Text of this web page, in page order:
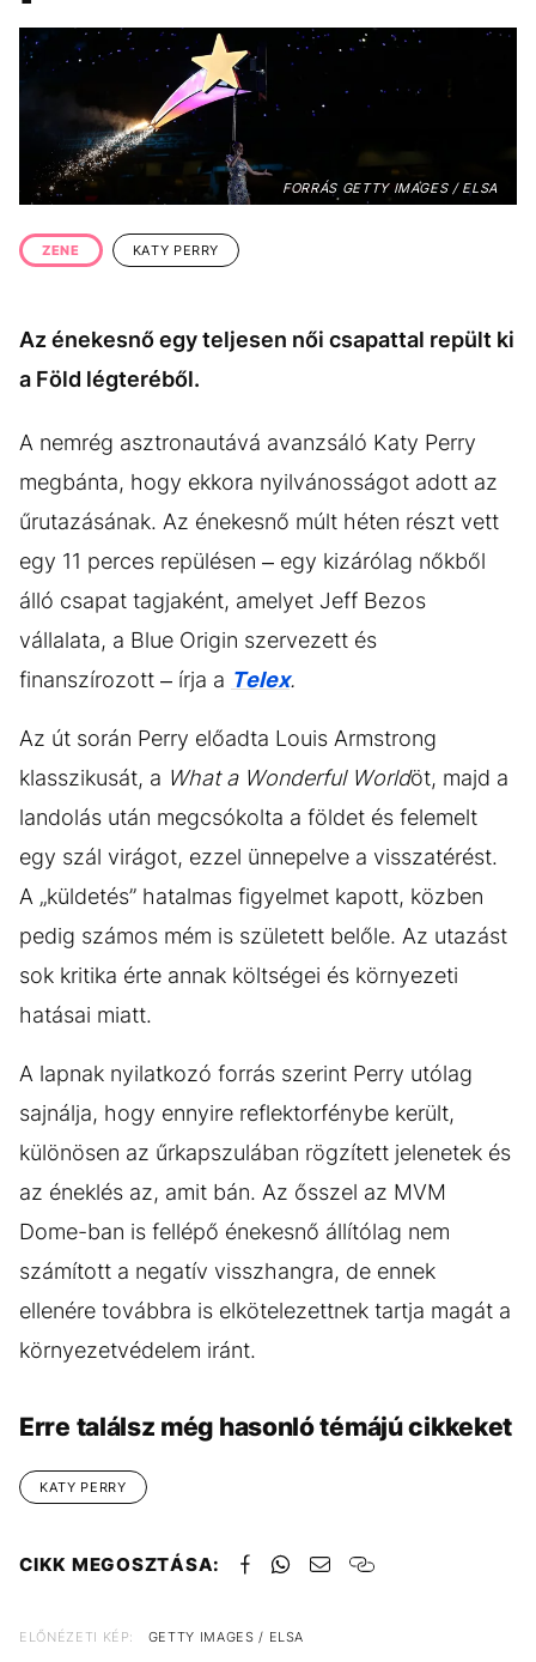
ÉLETMÓD DESIGN
BESZÉLGETÉSEK ARCOK
VIDEÓ TÖRTÉNETEK
GASZTRO
FORRÁS GETTY IMAGES / ELSA
ZENE KATY PERRY
Az énekesnő egy teljesen női csapattal repült ki
a Föld légteréből.
A nemrég asztronautává avanzsáló Katy Perry
megbánta, hogy ekkora nyilvánosságot adott az
űrutazásának. Az énekesnő múlt héten részt vett
egy 11 perces repülésen – egy kizárólag nőkből
álló csapat tagjaként, amelyet Jeff Bezos
vállalata, a Blue Origin szervezett és
finanszírozott – írja a Telex.
Az út során Perry előadta Louis Armstrong
klasszikusát, a What a Wonderful Worldöt, majd a
landolás után megcsókolta a földet és felemelt
egy szál virágot, ezzel ünnepelve a visszatérést.
A „küldetés” hatalmas figyelmet kapott, közben
pedig számos mém is született belőle. Az utazást
sok kritika érte annak költségei és környezeti
hatásai miatt.
A lapnak nyilatkozó forrás szerint Perry utólag
sajnálja, hogy ennyire reflektorfénybe került,
különösen az űrkapszulában rögzített jelenetek és
az éneklés az, amit bán. Az ősszel az MVM
Dome-ban is fellépő énekesnő állítólag nem
számított a negatív visszhangra, de ennek
ellenére továbbra is elkötelezettnek tartja magát a
környezetvédelem iránt.
Erre találsz még hasonló témájú cikkeket
KATY PERRY
CIKK MEGOSZTÁSA:
ELŐNÉZETI KÉP: GETTY IMAGES / ELSA